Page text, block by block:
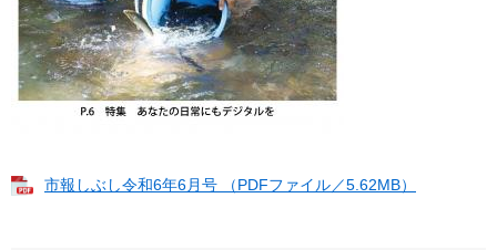
市報しぶし令和6年6月号 （PDFファイル／5.62MB）